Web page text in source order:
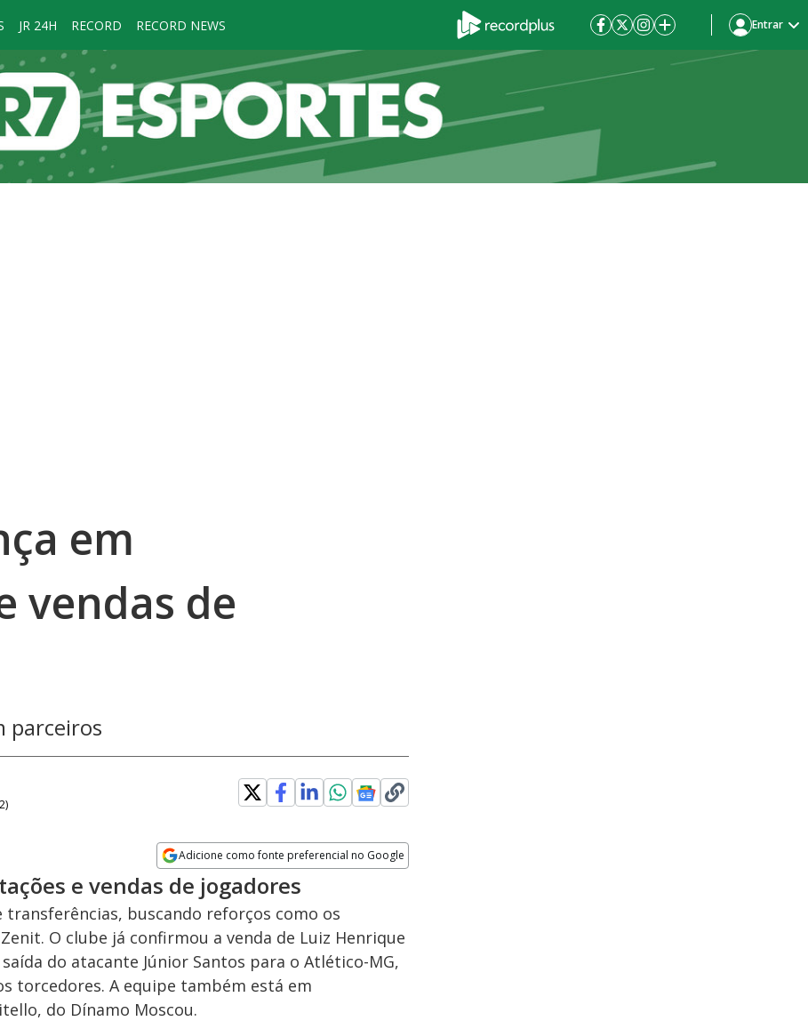
JR 24H RECORD RECORD NEWS Entrar
em
vendas de
parceiros
)
Adicione como fonte preferencial no Google
Opens in new window
e vendas de jogadores
buscando reforços como os
O clube já confirmou a venda de Luiz Henrique
do atacante Júnior Santos para o Atlético-MG,
torcedores. A equipe também está em
do Dínamo Moscou.